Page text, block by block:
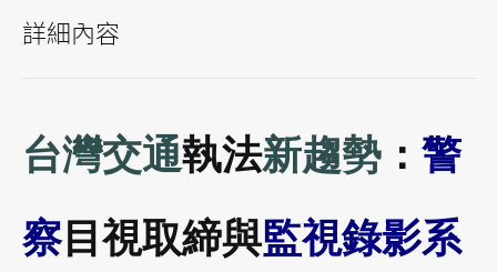
詳細內容
台灣交通執法新趨勢 ： 警
察目視取締與監視錄影系